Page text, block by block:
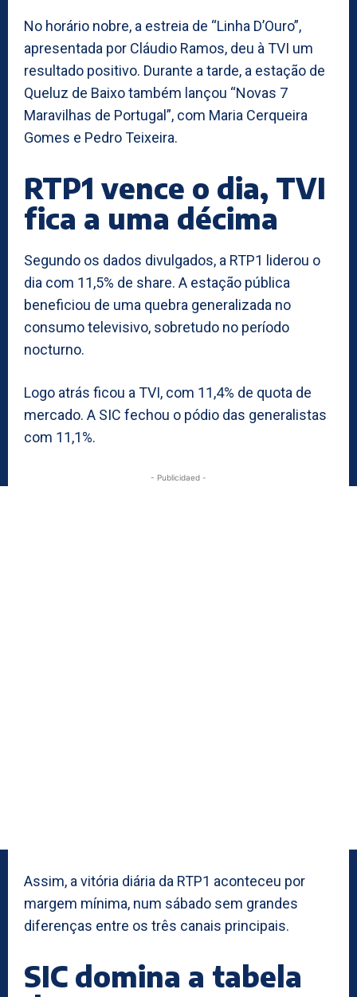
No horário nobre, a estreia de “Linha D’Ouro”,
apresentada por Cláudio Ramos, deu à TVI um
resultado positivo. Durante a tarde, a estação de
Queluz de Baixo também lançou “Novas 7
Maravilhas de Portugal”, com Maria Cerqueira
Gomes e Pedro Teixeira.
RTP1 vence o dia, TVI
fica a uma décima
Segundo os dados divulgados, a RTP1 liderou o
dia com 11,5% de share. A estação pública
beneficiou de uma quebra generalizada no
consumo televisivo, sobretudo no período
nocturno.
Logo atrás ficou a TVI, com 11,4% de quota de
mercado. A SIC fechou o pódio das generalistas
com 11,1%.
- Publicidaed -
Assim, a vitória diária da RTP1 aconteceu por
margem mínima, num sábado sem grandes
diferenças entre os três canais principais.
SIC domina a tabela